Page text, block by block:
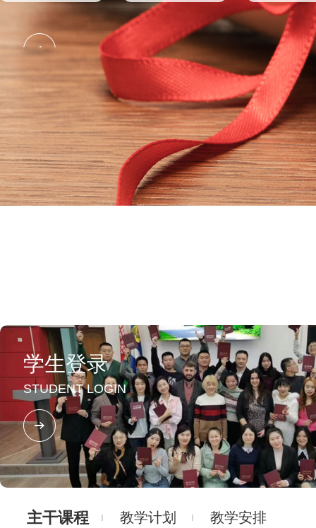
学生登录
STUDENT LOGIN
主干课程 教学计划 教学安排